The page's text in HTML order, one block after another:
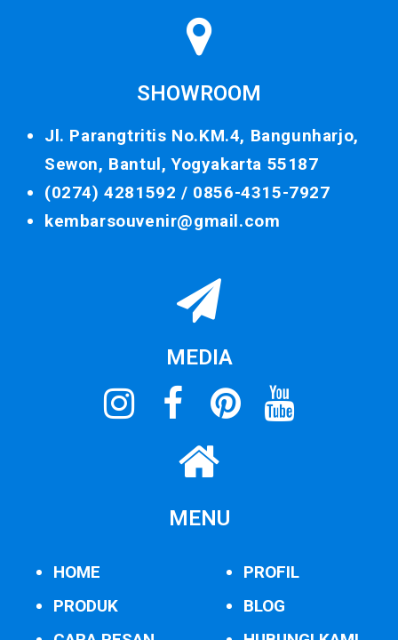
SHOWROOM
Jl. Parangtritis No.KM.4, Bangunharjo,
Sewon, Bantul, Yogyakarta 55187
(0274) 4281592 / 0856-4315-7927
kembarsouvenir@gmail.com
MEDIA
MENU
HOME
PRODUK
PROFIL
BLOG